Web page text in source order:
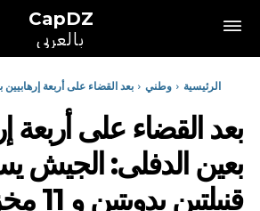
CapDZ
بالعربي
الرئيسية وطني
بعد القضاء على أربعة
بعد القضاء على أربعة
بعين الدفلى: الجيش
قنبلتين يدويتين و 11 مخزن ذخيرة